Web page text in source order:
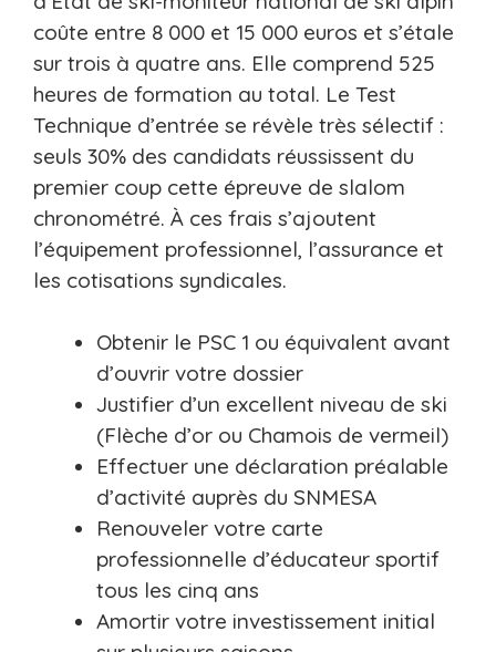
coûte entre 8 000 et 15 000 euros et s’étale
sur trois à quatre ans. Elle comprend 525
heures de formation au total. Le Test
Technique d’entrée se révèle très sélectif :
seuls 30% des candidats réussissent du
premier coup cette épreuve de slalom
chronométré. À ces frais s’ajoutent
l’équipement professionnel, l’assurance et
les cotisations syndicales.
Obtenir le PSC 1 ou équivalent avant
d’ouvrir votre dossier
Justifier d’un excellent niveau de ski
(Flèche d’or ou Chamois de vermeil)
Effectuer une déclaration préalable
d’activité auprès du SNMESA
Renouveler votre carte
professionnelle d’éducateur sportif
tous les cinq ans
Amortir votre investissement initial